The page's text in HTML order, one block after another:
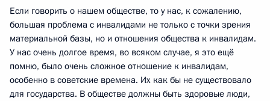
Если говорить о нашем обществе, то у нас, к сожалению,
большая проблема с инвалидами не только с точки зрения
материальной базы, но и отношения общества к инвалидам.
У нас очень долгое время, во всяком случае, я это ещё
помню, было очень сложное отношение к инвалидам,
особенно в советские времена. Их как бы не существовало
для государства. В обществе должны быть здоровые люди,